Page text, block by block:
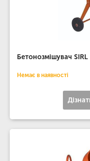
Бетонозмішувач SIRL
Немає в наявності